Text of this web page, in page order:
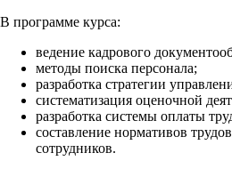
В программе курса:
ведение кадрового
методы поиска персонала;
разработка стратегии
систематизация оценочной
разработка системы оплаты
составление нормативов
сотрудников.